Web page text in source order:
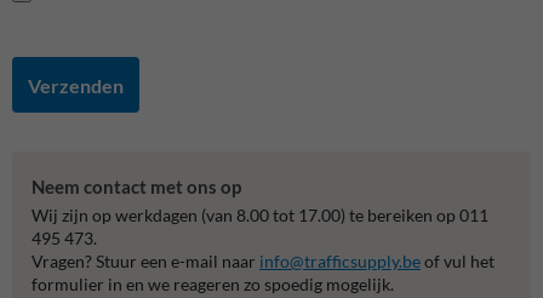
Verzenden
Neem contact met ons op
Wij zijn op werkdagen (van 8.00 tot 17.00) te bereiken op 011
495 473.
Vragen? Stuur een e-mail naar info@trafficsupply.beof vul het
formulier in en we reageren zo spoedig mogelijk.